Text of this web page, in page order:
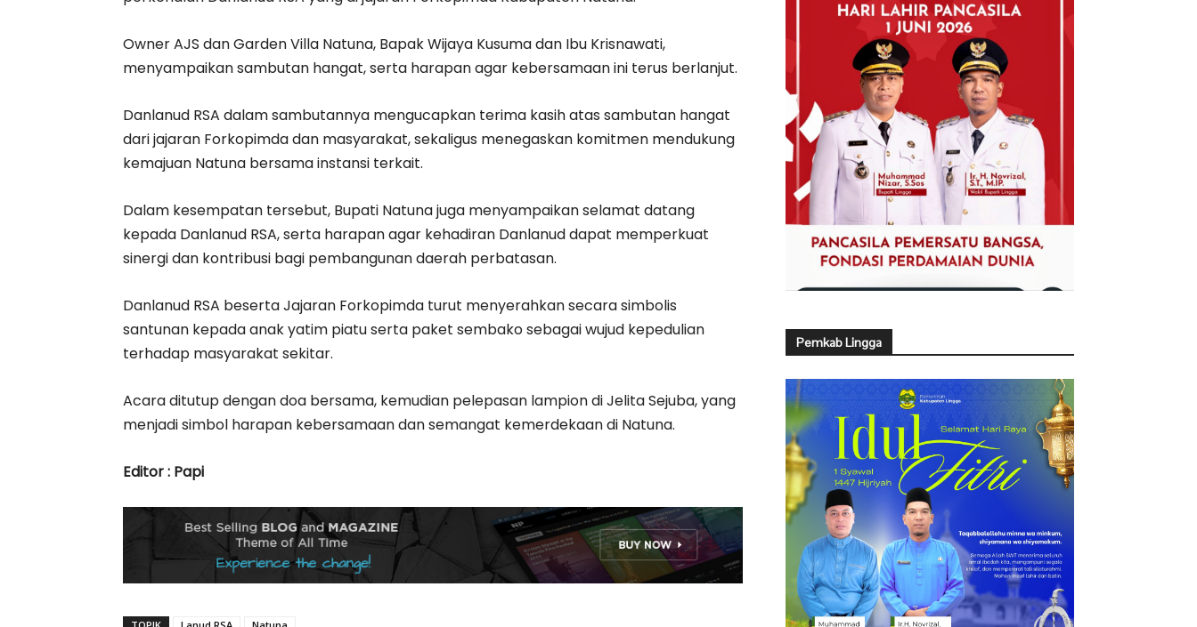
Owner AJS dan Garden Villa Natuna, Bapak Wijaya Kusuma dan Ibu Krisnawati,
menyampaikan sambutan hangat, serta harapan agar kebersamaan ini terus berlanjut.
Danlanud RSA dalam sambutannya mengucapkan terima kasih atas sambutan hangat
dari jajaran Forkopimda dan masyarakat, sekaligus menegaskan komitmen mendukung
kemajuan Natuna bersama instansi terkait.
Dalam kesempatan tersebut, Bupati Natuna juga menyampaikan selamat datang
kepada Danlanud RSA, serta harapan agar kehadiran Danlanud dapat memperkuat
sinergi dan kontribusi bagi pembangunan daerah perbatasan.
Danlanud RSA beserta Jajaran Forkopimda turut menyerahkan secara simbolis
santunan kepada anak yatim piatu serta paket sembako sebagai wujud kepedulian
terhadap masyarakat sekitar.
Acara ditutup dengan doa bersama, kemudian pelepasan lampion di Jelita Sejuba, yang
menjadi simbol harapan kebersamaan dan semangat kemerdekaan di Natuna.
Editor : Papi
Pemkab Lingga